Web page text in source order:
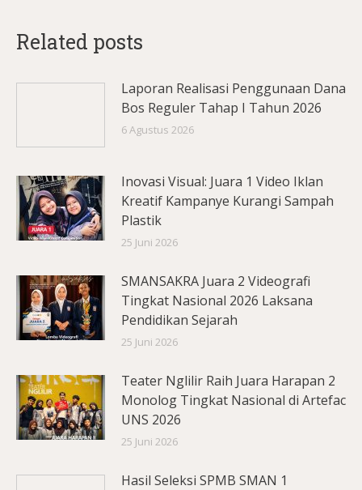
Related posts
Laporan Realisasi Penggunaan Dana
Bos Reguler Tahap I Tahun 2026
6 Agustus 2026
Inovasi Visual: Juara 1 Video Iklan
Kreatif Kampanye Kurangi Sampah
Plastik
25 Juni 2026
SMANSAKRA Juara 2 Videografi
Tingkat Nasional 2026 Laksana
Pendidikan Sejarah
25 Juni 2026
Teater Nglilir Raih Juara Harapan 2
Monolog Tingkat Nasional di Artefac
UNS 2026
25 Juni 2026
Hasil Seleksi SPMB SMAN 1